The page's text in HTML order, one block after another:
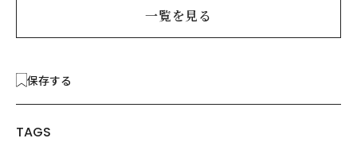
一覧を見る
保存する
TAGS